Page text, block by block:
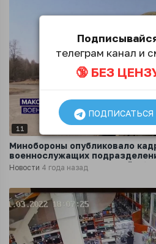
11
Минобороны опубликовало
военнослужащих
блокпосту в Черниговской
Новости 4 года назад
телеграм канал и
🔞 БЕЗ
ПОДПИСАТЬСЯ